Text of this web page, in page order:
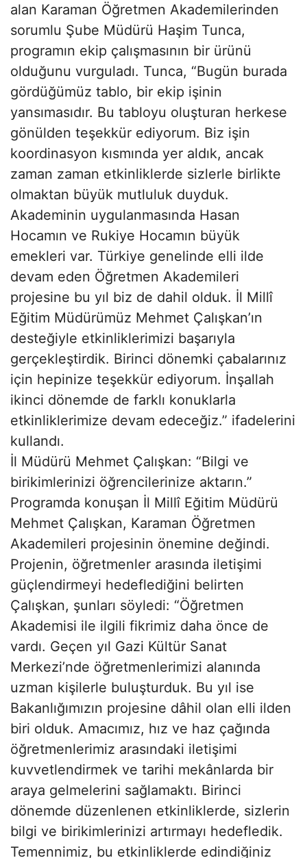
alan Karaman Öğretmen Akademilerinden
sorumlu Şube Müdürü Haşim Tunca,
programın ekip çalışmasının bir ürünü
olduğunu vurguladı. Tunca, “Bugün burada
gördüğümüz tablo, bir ekip işinin
yansımasıdır. Bu tabloyu oluşturan herkese
gönülden teşekkür ediyorum. Biz işin
koordinasyon kısmında yer aldık, ancak
zaman zaman etkinliklerde sizlerle birlikte
olmaktan büyük mutluluk duyduk.
Akademinin uygulanmasında Hasan
Hocamın ve Rukiye Hocamın büyük
emekleri var. Türkiye genelinde elli ilde
devam eden Öğretmen Akademileri
projesine bu yıl biz de dahil olduk. İl Millî
Eğitim Müdürümüz Mehmet Çalışkan’ın
desteğiyle etkinliklerimizi başarıyla
gerçekleştirdik. Birinci dönemki çabalarınız
için hepinize teşekkür ediyorum. İnşallah
ikinci dönemde de farklı konuklarla
etkinliklerimize devam edeceğiz.” ifadelerini
kullandı.
İl Müdürü Mehmet Çalışkan: “Bilgi ve
birikimlerinizi öğrencilerinize aktarın.”
Programda konuşan İl Millî Eğitim Müdürü
Mehmet Çalışkan, Karaman Öğretmen
Akademileri projesinin önemine değindi.
Projenin, öğretmenler arasında iletişimi
güçlendirmeyi hedeflediğini belirten
Çalışkan, şunları söyledi: “Öğretmen
Akademisi ile ilgili fikrimiz daha önce de
vardı. Geçen yıl Gazi Kültür Sanat
Merkezi’nde öğretmenlerimizi alanında
uzman kişilerle buluşturduk. Bu yıl ise
Bakanlığımızın projesine dâhil olan elli ilden
biri olduk. Amacımız, hız ve haz çağında
öğretmenlerimiz arasındaki iletişimi
kuvvetlendirmek ve tarihi mekânlarda bir
araya gelmelerini sağlamaktı. Birinci
dönemde düzenlenen etkinliklerde, sizlerin
bilgi ve birikimlerinizi artırmayı hedefledik.
Temennimiz, bu etkinliklerde edindiğiniz